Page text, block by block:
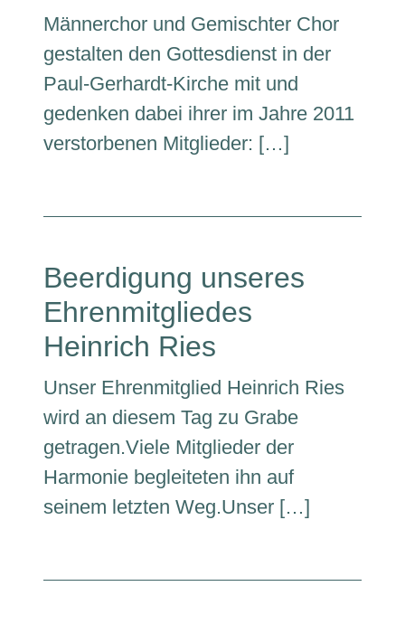
Männerchor und Gemischter Chor
gestalten den Gottesdienst in der
Paul-Gerhardt-Kirche mit und
gedenken dabei ihrer im Jahre 2011
verstorbenen Mitglieder: […]
Beerdigung unseres
Ehrenmitgliedes
Heinrich Ries
Unser Ehrenmitglied Heinrich Ries
wird an diesem Tag zu Grabe
getragen.Viele Mitglieder der
Harmonie begleiteten ihn auf
seinem letzten Weg.Unser […]